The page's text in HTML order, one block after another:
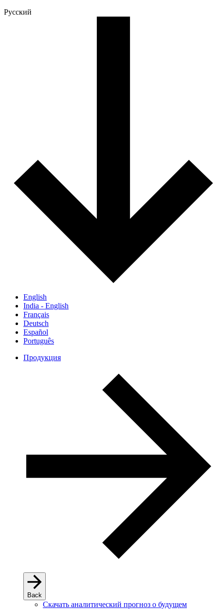
Русский
English
India - English
Français
Deutsch
Español
Português
Продукция
Back
Скачать аналитический прогноз о будущем